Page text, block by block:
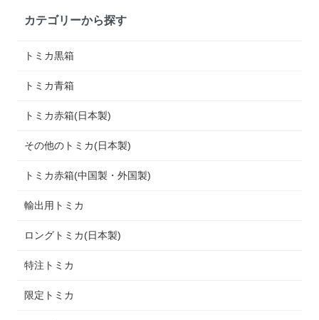
カテゴリーから探す
トミカ黒箱
トミカ青箱
トミカ赤箱(日本製)
その他のトミカ(日本製)
トミカ赤箱(中国製・外国製)
輸出用トミカ
ロングトミカ(日本製)
特注トミカ
限定トミカ